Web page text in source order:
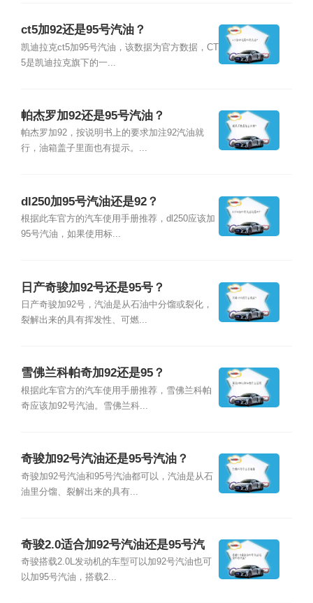
ct5加92还是95号汽油？
凯迪拉克ct5加95号汽油，该数据为官方数据，CT
5是凯迪拉克旗下的一...
帕杰罗加92还是95号汽油？
帕杰罗加92，按说明书上的要求加注92汽油就
行，油箱盖子里面也有提示。...
dl250加95号汽油还是92？
根据此车官方的汽车使用手册推荐，dl250应该加
95号汽油，如果使用标...
日产奇骏加92号还是95号？
日产奇骏加92号，汽油是从石油中分馏或裂化，
裂解出来的具有挥发性、可燃...
雪佛兰科帕奇加92还是95？
根据此车官方的汽车使用手册推荐，雪佛兰科帕
奇应该加92号汽油。雪佛兰科...
奇骏加92号汽油还是95号汽油？
奇骏加92号汽油和95号汽油都可以，汽油是从石
油里分馏、裂解出来的具有...
奇骏2.0适合加92号汽油还是95号汽
油？
奇骏搭载2.0L发动机的车型可以加92号汽油也可
以加95号汽油，搭载2...